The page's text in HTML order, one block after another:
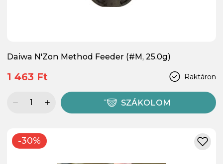
Daiwa N'Zon Method Feeder (#M, 25.0g)
Raktáron
1 463 Ft
SZÁKOLOM
-30%